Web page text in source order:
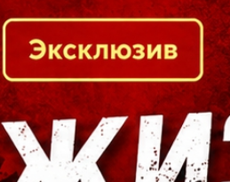
Кто есть кто в Байкальском регионе